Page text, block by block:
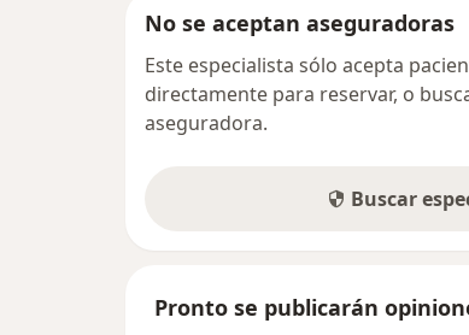
No se aceptan aseguradoras
Este especialista sólo acepta
directamente para reservar, o
aseguradora.
Buscar
Pronto se publicarán